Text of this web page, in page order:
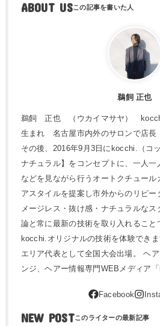
ABOUT US
鵜飼 正也
鵜飼 正也 （ウカイマサヤ）
生まれ 名古屋市内外のサロンで店長
その後、2016年9月3日にkocchi.（コ
ナチュラル】をコンセプトに、一人
などを見ながら行うオートクチュー
アスタイルを提案し市外からのリピ
メージレス・抜け感・ナチュラルな
論と常に最新の技術を取り入れること
kocchi.オリジナルの技術を体験でき
エリア代表として全国大会出場。 ヘ
ンジ、ヘアー情報専門WEBメディア
NEW POST